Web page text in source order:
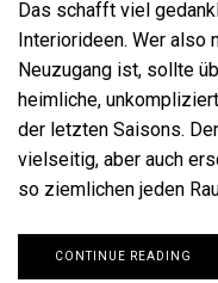
Das schafft viel
Interiorideen. Wer also
Neuzugang ist, sollte
heimliche,
der letzten Saisons.
vielseitig, aber auch
so ziemlichen jeden
CONTINUE READING